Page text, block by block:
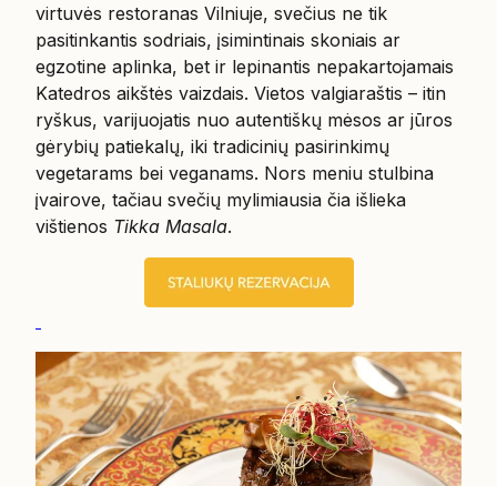
virtuvės restoranas Vilniuje, svečius ne tik
pasitinkantis sodriais, įsimintinais skoniais ar
egzotine aplinka, bet ir lepinantis nepakartojamais
Katedros aikštės vaizdais. Vietos valgiaraštis – itin
ryškus, varijuojatis nuo autentiškų mėsos ar jūros
gėrybių patiekalų, iki tradicinių pasirinkimų
vegetarams bei veganams. Nors meniu stulbina
įvairove, tačiau svečių mylimiausia čia išlieka
vištienos Tikka Masala.